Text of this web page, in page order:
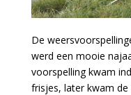
De
werd een mooie
voorspelling kwam
frisjes, later kwam